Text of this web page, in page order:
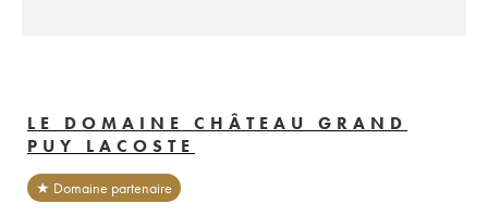
LE DOMAINE CHÂTEAU GRAND
PUY LACOSTE
★ Domaine partenaire